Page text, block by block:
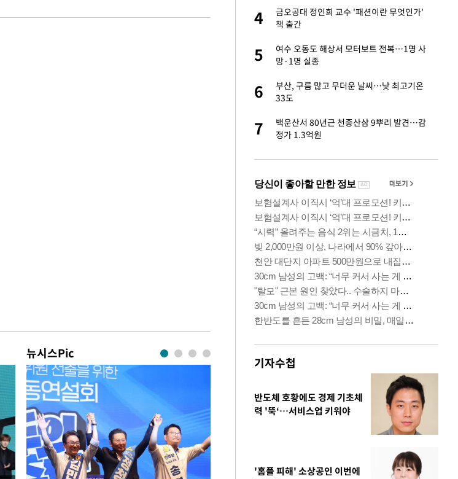
뉴시스Pic
4 4
금오공대 정인희 교수 '패션이란 무엇인가'
책 출간
5
여수 오동도 해상서 모터보트 전복…1명 사
망·1명 실종
6
부산, 구름 많고 무더운 날씨…낮 최고기온
33도
7
백운산서 80년근 천종산삼 9뿌리 발견…감
정가 1.3억원
기자수첩
반도체 호황에도 경제 기초체
력 '뚝‘…서비스업 키워야
'홈플 피해' 소상공인 이번에